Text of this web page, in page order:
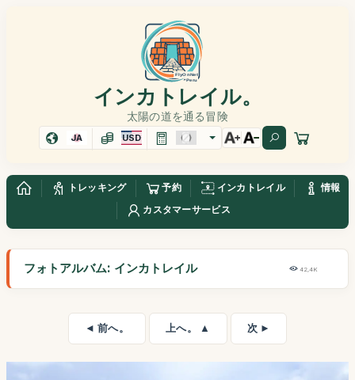
インカトレイル。
太陽の道を通る冒険
JA USD
トレッキング 予約 インカトレイル
情報
カスタマーサービス
フォトアルバム: インカトレイル 42,4K
◄ 前へ。 上へ。 ▲ 次 ►